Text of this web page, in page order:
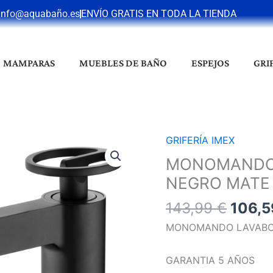
ENVÍO GRATIS EN TODA LA TIENDA
MAMPARAS MUEBLES DE BAÑO ESPEJOS
GRIFERÍA IMEX
NEGRO MATE
143,99€
El
era:
MONOMANDO
GARANTIA 5 AÑOS
MONOMANDO
LAVABO
ALTO
OLIMPO
NEGRO
MATE